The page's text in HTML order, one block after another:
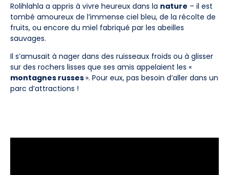
Rolihlahla a appris à vivre heureux dans la nature – il est
tombé amoureux de l’immense ciel bleu, de la récolte de
fruits, ou encore du miel fabriqué par les abeilles
sauvages.
Il s’amusait à nager dans des ruisseaux froids ou à glisser
sur des rochers lisses que ses amis appelaient les «
montagnes russes ». Pour eux, pas besoin d’aller dans un
parc d’attractions !